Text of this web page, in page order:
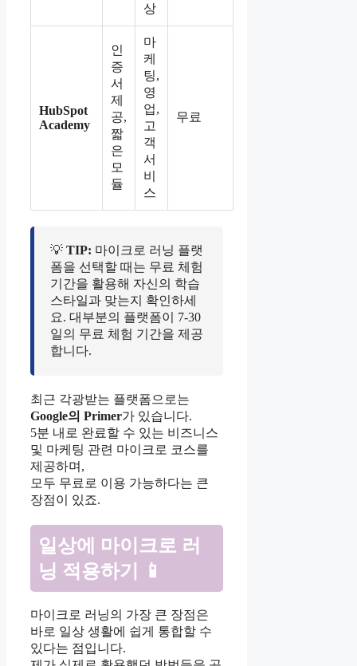
상
HubSpot
Academy
인
증
서
제
공,
짧
은
모
듈
마
케
팅,
영
업,
고
객
서
비
스
무료
💡 TIP: 마이크로 러닝 플랫
폼을 선택할 때는 무료 체험
기간을 활용해 자신의 학습
스타일과 맞는지 확인하세
요. 대부분의 플랫폼이 7-30
일의 무료 체험 기간을 제공
합니다.
최근 각광받는 플랫폼으로는
Google의 Primer가 있습니다.
5분 내로 완료할 수 있는 비즈니스
및 마케팅 관련 마이크로 코스를
제공하며,
모두 무료로 이용 가능하다는 큰
장점이 있죠.
일상에 마이크로 러
닝 적용하기 📱
마이크로 러닝의 가장 큰 장점은
바로 일상 생활에 쉽게 통합할 수
있다는 점입니다.